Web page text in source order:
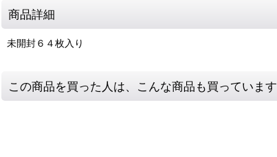
商品詳細
未開封６４枚入り
この商品を買った人は、こんな商品も買っています